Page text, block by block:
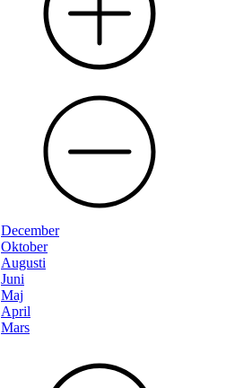
December
Oktober
Augusti
Juni
Maj
April
Mars